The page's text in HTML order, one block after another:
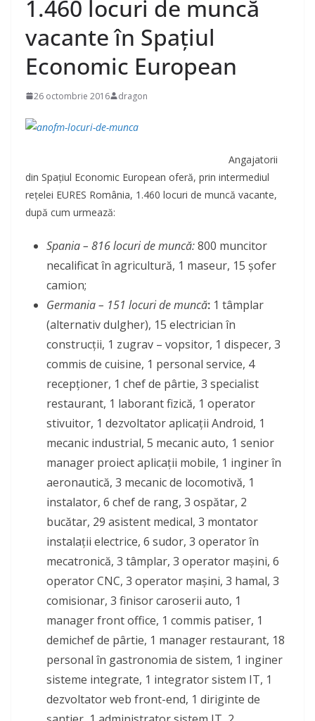
1.460 locuri de muncă
vacante în Spaţiul
Economic European
26 octombrie 2016 dragon
Angajatorii
din Spaţiul Economic European oferă, prin intermediul
reţelei EURES România, 1.460 locuri de muncă vacante,
după cum urmează:
Spania – 816 locuri de muncă:800 muncitor
necalificat în agricultură, 1 maseur, 15 șofer
camion;
Germania – 151 locuri de muncă: 1 tâmplar
(alternativ dulgher), 15 electrician în
construcții, 1 zugrav – vopsitor, 1 dispecer, 3
commis de cuisine, 1 personal service, 4
recepționer, 1 chef de pârtie, 3 specialist
restaurant, 1 laborant fizică, 1 operator
stivuitor, 1 dezvoltator aplicații Android, 1
mecanic industrial, 5 mecanic auto, 1 senior
manager proiect aplicații mobile, 1 inginer în
aeronautică, 3 mecanic de locomotivă, 1
instalator, 6 chef de rang, 3 ospătar, 2
bucătar, 29 asistent medical, 3 montator
instalații electrice, 6 sudor, 3 operator în
mecatronică, 3 tâmplar, 3 operator mașini, 6
operator CNC, 3 operator mașini, 3 hamal, 3
comisionar, 3 finisor caroserii auto, 1
manager front office, 1 commis patiser, 1
demichef de pârtie, 1 manager restaurant, 18
personal în gastronomia de sistem, 1 inginer
sisteme integrate, 1 integrator sistem IT, 1
dezvoltator web front-end, 1 diriginte de